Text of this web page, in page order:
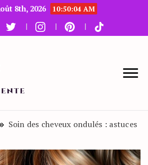
8th, 2026 10:50:06 AM
Le blog beauté et mode
Soin des cheveux ondulés : astuces